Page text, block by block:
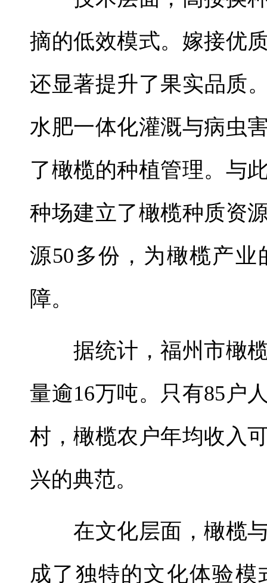
摘的低效模式。嫁接优
还显著提升了果实品质
水肥一体化灌溉与病虫
了橄榄的种植管理。与
种场建立了橄榄种质资
源50多份，为橄榄产
障。
据统计，福州市橄榄
量逾16万吨。只有85户
村，橄榄农户年均收入
兴的典范。
在文化层面，橄榄与
成了独特的文化体验